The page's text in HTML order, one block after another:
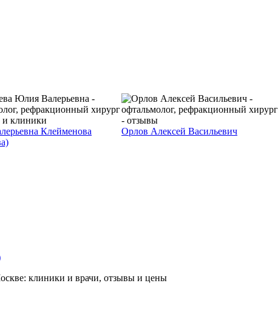
Клейменова
Орлов Алексей Васильевич
клиники и врачи, отзывы и цены